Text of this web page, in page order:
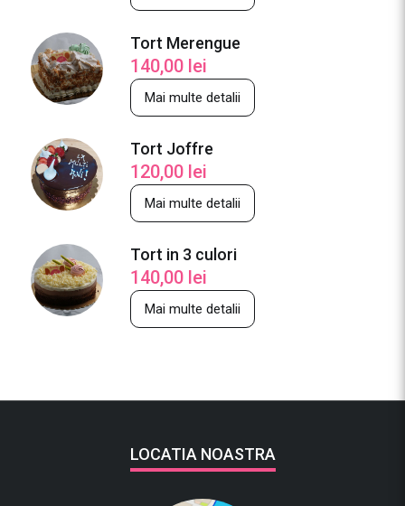
Tort Merengue
140,00 lei
Mai multe detalii
Tort Joffre
120,00 lei
Mai multe detalii
Tort in 3 culori
140,00 lei
Mai multe detalii
LOCATIA NOASTRA